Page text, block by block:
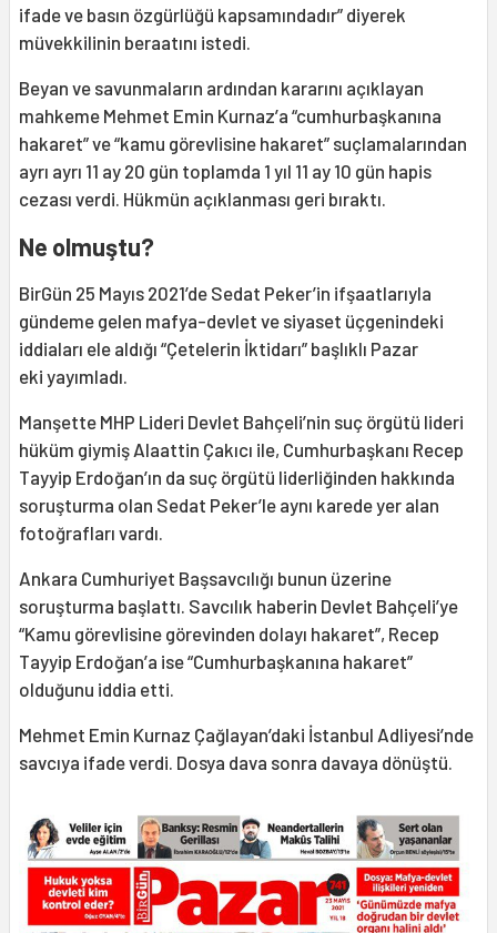
ifade ve basın özgürlüğü kapsamındadır” diyerek
müvekkilinin beraatını istedi.
Beyan ve savunmaların ardından kararını açıklayan
mahkeme Mehmet Emin Kurnaz’a “cumhurbaşkanına
hakaret” ve “kamu görevlisine hakaret” suçlamalarından
ayrı ayrı 11 ay 20 gün toplamda 1 yıl 11 ay 10 gün hapis
cezası verdi. Hükmün açıklanması geri bıraktı.
Ne olmuştu?
BirGün 25 Mayıs 2021’de Sedat Peker’in ifşaatlarıyla
gündeme gelen mafya-devlet ve siyaset üçgenindeki
iddiaları ele aldığı “Çetelerin İktidarı” başlıklı Pazar
eki yayımladı.
Manşette MHP Lideri Devlet Bahçeli’nin suç örgütü lideri
hüküm giymiş Alaattin Çakıcı ile, Cumhurbaşkanı Recep
Tayyip Erdoğan’ın da suç örgütü liderliğinden hakkında
soruşturma olan Sedat Peker’le aynı karede yer alan
fotoğrafları vardı.
Ankara Cumhuriyet Başsavcılığı bunun üzerine
soruşturma başlattı. Savcılık haberin Devlet Bahçeli’ye
“Kamu görevlisine görevinden dolayı hakaret”, Recep
Tayyip Erdoğan’a ise “Cumhurbaşkanına hakaret”
olduğunu iddia etti.
Mehmet Emin Kurnaz Çağlayan’daki İstanbul Adliyesi’nde
savcıya ifade verdi. Dosya dava sonra davaya dönüştü.